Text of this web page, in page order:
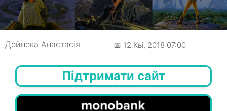
Дейнека Анастасiя 📅 12 Кві, 2018 07:00
Підтримати сайт